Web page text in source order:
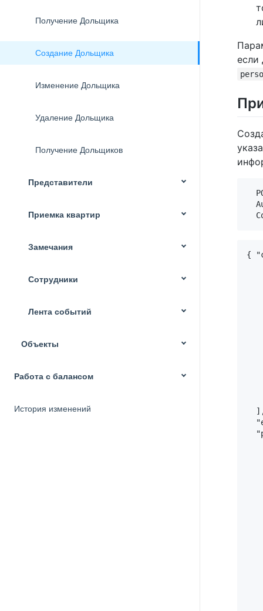
Получение Дольщика
Создание Дольщика
Изменение Дольщика
Удаление Дольщика
Получение Дольщиков
Представители
Приемка квартир
Замечания
Сотрудники
Лента событий
Объекты
Работа с балансом
История изменений
если
{